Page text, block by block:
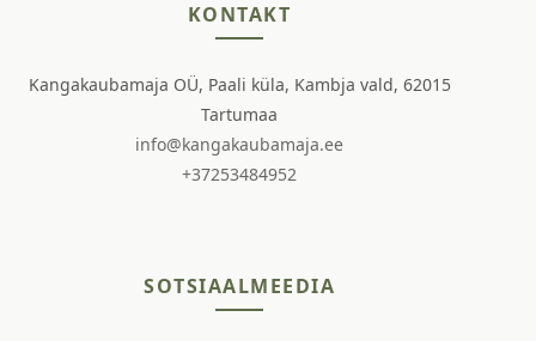
KONTAKT
Kangakaubamaja OÜ, Paali küla, Kambja vald, 62015
Tartumaa
info@kangakaubamaja.ee
+37253484952
SOTSIAALMEEDIA